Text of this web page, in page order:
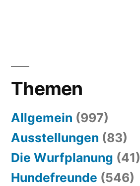
Themen
Allgemein (997)
Ausstellungen (83)
Die Wurfplanung (41)
Hundefreunde (546)